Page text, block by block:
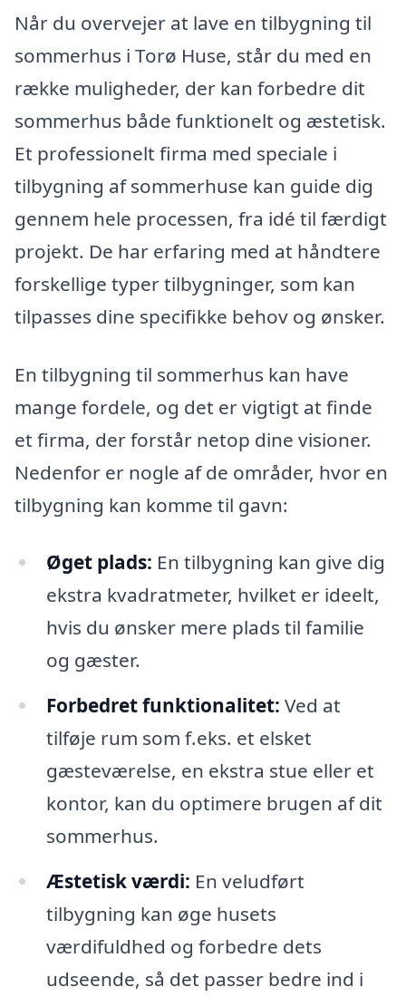
Når du overvejer at lave en tilbygning til
sommerhus i Torø Huse, står du med en
række muligheder, der kan forbedre dit
sommerhus både funktionelt og æstetisk.
Et professionelt firma med speciale i
tilbygning af sommerhuse kan guide dig
gennem hele processen, fra idé til færdigt
projekt. De har erfaring med at håndtere
forskellige typer tilbygninger, som kan
tilpasses dine specifikke behov og ønsker.
En tilbygning til sommerhus kan have
mange fordele, og det er vigtigt at finde
et firma, der forstår netop dine visioner.
Nedenfor er nogle af de områder, hvor en
tilbygning kan komme til gavn:
Øget plads: En tilbygning kan give dig
ekstra kvadratmeter, hvilket er ideelt,
hvis du ønsker mere plads til familie
og gæster.
Forbedret funktionalitet: Ved at
tilføje rum som f.eks. et elsket
gæsteværelse, en ekstra stue eller et
kontor, kan du optimere brugen af dit
sommerhus.
Æstetisk værdi: En veludført
tilbygning kan øge husets
værdifuldhed og forbedre dets
udseende, så det passer bedre ind i